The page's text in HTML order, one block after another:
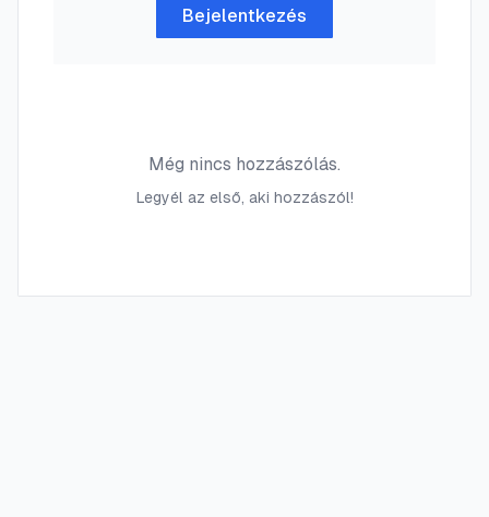
Bejelentkezés
Még nincs hozzászólás.
Legyél az első, aki hozzászól!